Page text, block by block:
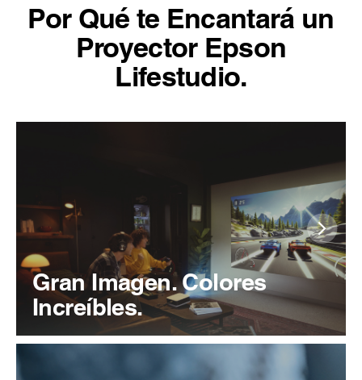
Por Qué te Encantará un
Proyector Epson
Lifestudio.
Gran Imagen. Colores
Increíbles.